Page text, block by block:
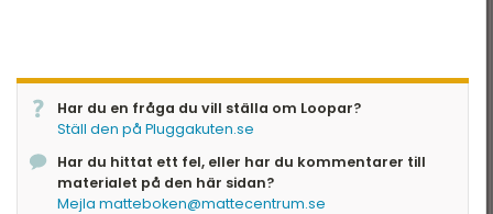
Har du en fråga du vill ställa om Loopar?
Ställ den på Pluggakuten.se
Har du hittat ett fel, eller har du kommentarer till
materialet på den här sidan?
Mejla matteboken@mattecentrum.se